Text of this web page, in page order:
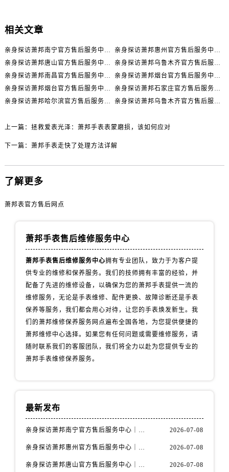
内蒙古自治区呼伦贝尔市海拉尔区中央街萧邦售后服务中心（需提前预约）
内蒙古自治区通辽市科尔沁区明仁大街萧邦售后服务中心（需提前预约）
内蒙古自治区乌海市海勃湾区人民南路萧邦售后服务中心（需提前预约）
内蒙古自治区乌兰察布市集宁区恩和大街萧邦售后服务中心（需提前预约）
内蒙古自治区锡林郭勒盟市锡林浩特市光明街与额尔敦路交叉口萧邦售后服务中心（需提前预约）
安徽省淮北市相山区淮海路萧邦售后服务中心（需提前预约）
相关文章
亲身探访萧邦南宁官方售后服务中心｜网点地址与电话（2026年7月最新）
亲身探访萧邦惠州官方售后服务中心｜网点地址及热线（2026年7月最新）
亲身探访萧邦唐山官方售后服务中心｜全新地址及服务热线（2026年7月最新）
亲身探访萧邦乌鲁木齐官方售后服务中心｜网点地址与服务热线（2026年7月最新）
亲身探访萧邦南昌官方售后服务中心｜详细地址及客服热线（2026年7月最新）
亲身探访萧邦烟台官方售后服务中心｜全新官方服务电话与地址（2026年7月最新）
亲身探访萧邦烟台官方售后服务中心｜全部地址与客服热线（2026年7月最新）
亲身探访萧邦石家庄官方售后服务中心｜服务热线及办公地址（2026年7月最新）
亲身探访萧邦哈尔滨官方售后服务中心｜全新地址及服务热线（2026年7月最新）
亲身探访萧邦乌鲁木齐官方售后服务中心｜服务热线及办公地址（2026年7月最新）
上一篇： 拯救爱表光泽：萧邦手表表蒙磨损，该如何应对
下一篇： 萧邦手表走快了处理方法详解
了解更多
萧邦表官方售后网点
萧邦手表售后维修服务中心
萧邦手表售后维修服务中心拥有专业团队，致力于为客户提
供专业的维修和保养服务。我们的技师拥有丰富的经验，并
配备了先进的维修设备，以确保为您的萧邦手表提供一流的
维修服务，无论是手表维修、配件更换、故障诊断还是手表
保养等服务，我们都会用心对待，让您的手表焕发新生。我
们的萧邦维修保养服务网点遍布全国各地，为您提供便捷的
萧邦维修中心选择。如果您有任何问题或需要维修服务，请
随时联系我们的客服团队，我们将全力以赴为您提供专业的
萧邦手表维修保养服务。
最新发布
亲身探访萧邦南宁官方售后服务中心｜网点地址与电话（2026年7月最新） 2026-07-08
亲身探访萧邦惠州官方售后服务中心｜网点地址及热线（2026年7月最新） 2026-07-08
亲身探访萧邦唐山官方售后服务中心｜全新地址及服务热线（2026年7月最新） 2026-07-08